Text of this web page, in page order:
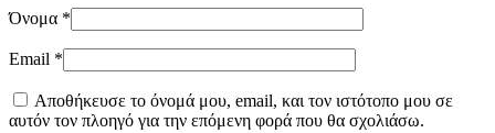
Όνομα *
Email *
Αποθήκευσε το όνομά μου, email, και τον ιστότοπο μου σε
αυτόν τον πλοηγό για την επόμενη φορά που θα σχολιάσω.